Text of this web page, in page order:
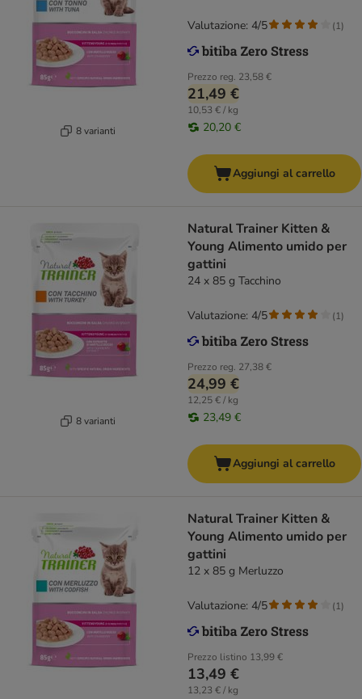
8 varianti
Prezzo reg. 23,58 €
21,49 €
10,53 € / kg
20,20 €
Valutazione: 4/5 (1)
Aggiungi al carrello
8 varianti
Natural Trainer Kitten &
Young Alimento umido per
gattini
24 x 85 g Tacchino
Prezzo reg. 27,38 €
24,99 €
12,25 € / kg
23,49 €
Valutazione: 4/5 (1)
Aggiungi al carrello
Natural Trainer Kitten &
Young Alimento umido per
gattini
12 x 85 g Merluzzo
Prezzo listino 13,99 €
13,49 €
13,23 € / kg
Valutazione: 4/5 (1)